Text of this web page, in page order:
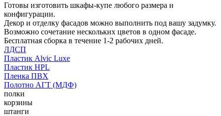
Готовы изготовить шкафы-купе любого размера и
конфигурации.
Декор и отделку фасадов можно выполнить под вашу задумку.
Возможно сочетание нескольких цветов в одном фасаде.
Бесплатная сборка в течение 1-2 рабочих дней.
ЛДСП
Пластик Alvic Luxe
Пластик HPL
Пленка ПВХ
Полотно АГТ (МДФ)
полки
корзины
штанги